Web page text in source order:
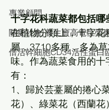
專業顧問
關愛社會[養生寶高電位受
倍活幹細胞CD34活性蛋白
十字花科蔬菜都包括哪
在植物分類上，十字花
屬，3710多種，多為
味。作為蔬菜食用的十
有：
1、歸於芸薹屬的捲心
花）、綠菜花（西蘭花